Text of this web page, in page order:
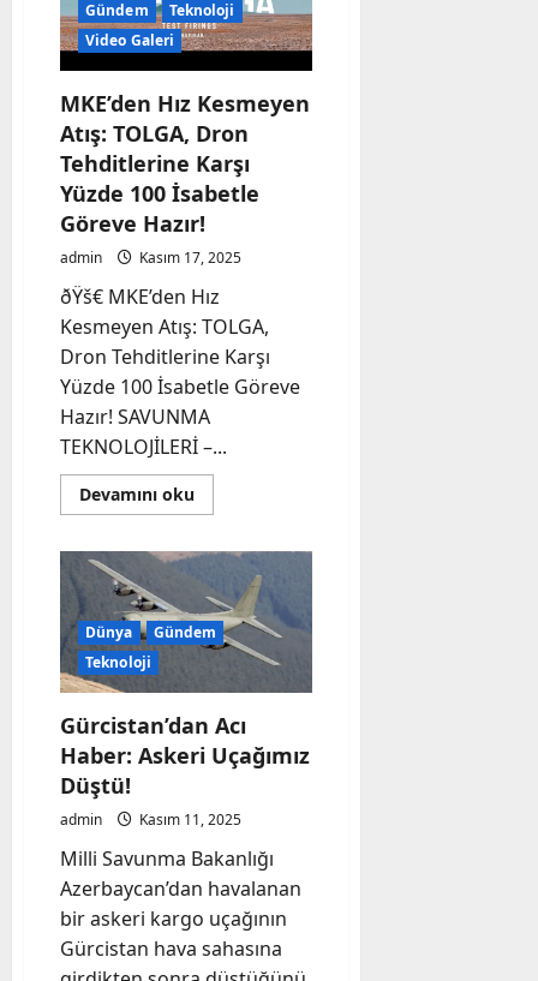
Gündem
Teknoloji
Video Galeri
MKE’den Hız Kesmeyen
Atış: TOLGA, Dron
Tehditlerine Karşı
Yüzde 100 İsabetle
Göreve Hazır!
admin Kasım 17, 2025
ðŸš€ MKE’den Hız
Kesmeyen Atış: TOLGA,
Dron Tehditlerine Karşı
Yüzde 100 İsabetle Göreve
Hazır! SAVUNMA
TEKNOLOJİLERİ –...
Devamını okuRead
more
Hız
Kesmeyen
Atış:
TOLGA,
Dron
Tehditlerine
100
Göreve
Hazır!
Dünya
Gündem
Teknoloji
Gürcistan’dan Acı
Haber: Askeri Uçağımız
Düştü!
admin Kasım 11, 2025
Milli Savunma Bakanlığı
Azerbaycan’dan havalanan
bir askeri kargo uçağının
Gürcistan hava sahasına